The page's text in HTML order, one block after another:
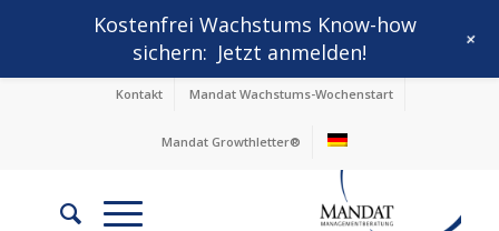
Kontakt Mandat Wachstums-Wochenstart
Mandat Growthletter®
Kostenfrei Wachstums Know-how
sichern: Jetzt anmelden! +